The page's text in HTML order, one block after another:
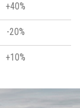
+40%
-20%
+10%